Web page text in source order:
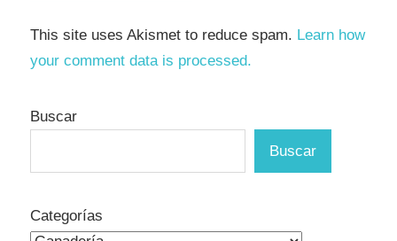
This site uses Akismet to reduce spam. Learn how
your comment data is processed.
Buscar
Buscar
Categorías